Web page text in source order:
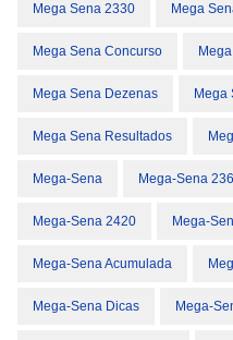
Mega Sena 2330 Mega
Mega Sena Concurso
Mega Sena Dezenas Mega
Mega Sena Resultados
Mega-Sena Mega-Sena
Mega-Sena 2420 Mega-
Mega-Sena Acumulada
Mega-Sena Dicas Mega-